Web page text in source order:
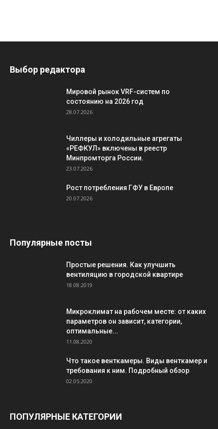
Выбор редактора
Мировой рынок VRF-систем по
состоянию на 2026 год
28.07.2026
Чиллеры и холодильные агрегаты
«РЕФКУЛ» включены в реестр
Минпромторга России.
23.07.2026
Рост потребления ГФУ в Европе
20.07.2026
Популярные посты
Простые решения. Как улучшить
вентиляцию в городской квартире
18.08.2019
Микроклимат на рабочем месте: от каких
параметров он зависит, категории,
оптимальные...
11.08.2020
Что такое венткамеры. Виды венткамер и
требования к ним. Подробный обзор
02.05.2020
ПОПУЛЯРНЫЕ КАТЕГОРИИ